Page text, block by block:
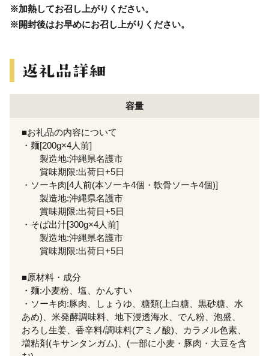
※加熱してお召し上がりください。
※開封後はお早めにお召し上がりください。
容量
■お礼品の内容について
・麺[200g×4人前]
製造地:沖縄県名護市
賞味期限:出荷日+5日
・ソーキ肉[4人前(本ソーキ4個・軟骨ソーキ4個)]
製造地:沖縄県名護市
賞味期限:出荷日+5日
・そば出汁[300g×4人前]
製造地:沖縄県名護市
賞味期限:出荷日+5日
■原材料・成分
・麺:小麦粉、塩、かんすい
・ソーキ肉:豚肉、しょうゆ、糖類(上白糖、黒砂糖、水
あめ)、米発酵調味料、地下浸透海水、でん粉、泡盛、
おろし生姜、香辛料/調味料(アミノ酸)、カラメル色素、
増粘剤(キサンタンガム)、(一部に小麦・豚肉・大豆を含